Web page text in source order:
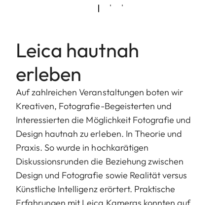
Leica hautnah
erleben
Auf zahlreichen Veranstaltungen boten wir
Kreativen, Fotografie-Begeisterten und
Interessierten die Möglichkeit Fotografie und
Design hautnah zu erleben. In Theorie und
Praxis. So wurde in hochkarätigen
Diskussionsrunden die Beziehung zwischen
Design und Fotografie sowie Realität versus
Künstliche Intelligenz erörtert. Praktische